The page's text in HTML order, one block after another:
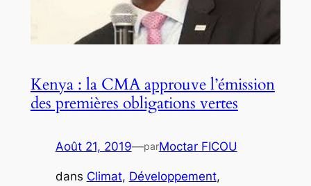
Kenya : la CMA approuve l’émission
des premières obligations vertes
Août 21, 2019—parMoctar FICOU
dans Climat, Développement